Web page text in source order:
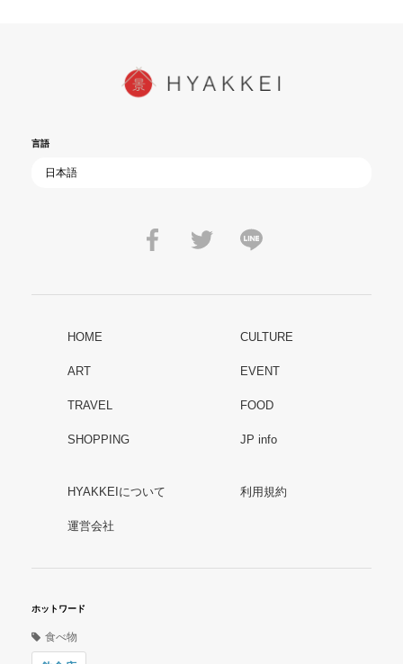
言語
HOME CULTURE
ART EVENT
TRAVEL FOOD
SHOPPING JP info
HYAKKEIについて 利用規約
運営会社
ホットワード
食べ物